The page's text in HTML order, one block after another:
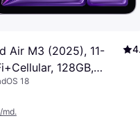
Air M3 (2025), 11-
128GB,
18
md.